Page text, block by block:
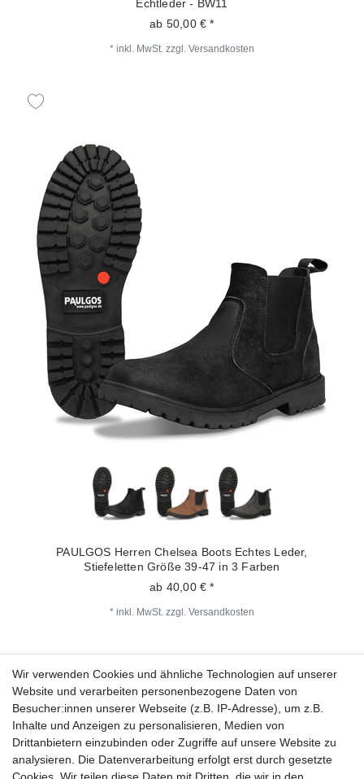
Echtleder - BW11
ab 50,00 € *
* inkl. MwSt. zzgl. Versandkosten
PAULGOS Herren Chelsea Boots Echtes Leder,
Stiefeletten Größe 39-47 in 3 Farben
ab 40,00 € *
* inkl. MwSt. zzgl. Versandkosten
Fragen zur Bestellung?
Zahlungsarten
Wir verwenden Cookies und ähnliche Technologien auf unserer
Website und verarbeiten personenbezogene Daten von
Besucher:innen unserer Webseite (z.B. IP-Adresse), um z.B.
Inhalte und Anzeigen zu personalisieren, Medien von
Drittanbietern einzubinden oder Zugriffe auf unsere Website zu
analysieren. Die Datenverarbeitung erfolgt erst durch gesetzte